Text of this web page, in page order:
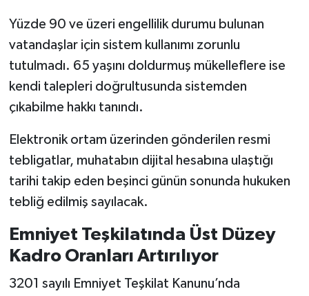
Yüzde 90 ve üzeri engellilik durumu bulunan
vatandaşlar için sistem kullanımı zorunlu
tutulmadı. 65 yaşını doldurmuş mükelleflere ise
kendi talepleri doğrultusunda sistemden
çıkabilme hakkı tanındı.
Elektronik ortam üzerinden gönderilen resmi
tebligatlar, muhatabın dijital hesabına ulaştığı
tarihi takip eden beşinci günün sonunda hukuken
tebliğ edilmiş sayılacak.
Emniyet Teşkilatında Üst Düzey
Kadro Oranları Artırılıyor
3201 sayılı Emniyet Teşkilat Kanunu’nda